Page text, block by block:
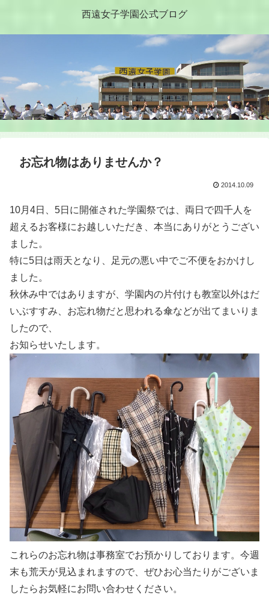
西遠女子学園公式ブログ
お忘れ物はありませんか？
2014.10.09
10月4日、5日に開催された学園祭では、両日で四千人を
超えるお客様にお越しいただき、本当にありがとうござい
ました。
特に5日は雨天となり、足元の悪い中でご不便をおかけし
ました。
秋休み中ではありますが、学園内の片付けも教室以外はだ
いぶすすみ、お忘れ物だと思われる傘などが出てまいりま
したので、
お知らせいたします。
これらのお忘れ物は事務室でお預かりしております。今週
末も荒天が見込まれますので、ぜひお心当たりがございま
したらお気軽にお問い合わせください。